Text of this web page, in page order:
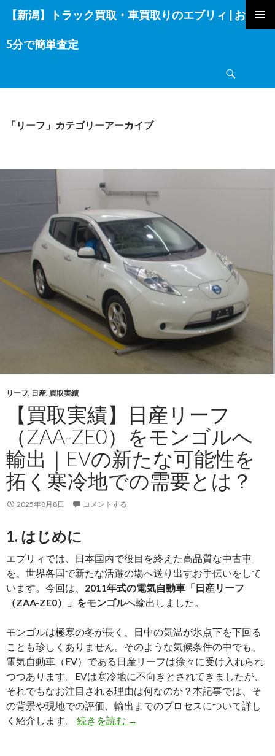
【新潟】トラック買取・車買取りのエブリィ | お電話
5分で簡単査定
ン
テ
へ
ッ「リーフ」カテゴリーアーカイブ
リーフ, 日産, 買取実績
【買取実績】日産リーフ
（ZAA-ZE0）をモンゴルへ
輸出｜EVの新たな可能性を
拓く寒冷地での需要とは？
2025年8月8日 コメントする
1. はじめに
エブリィでは、日本国内で役目を終えた高品質な中古車
を、世界各国で新たな活躍の場へ送り出すお手伝いをして
います。今回は、 2011年式の電気自動車「日産リーフ
（ZAA-ZE0）」をモンゴルへ輸出しました。
モンゴルは極寒の冬が長く、日中の気温が氷点下を下回る
ことも珍しくありません。そのような気候条件の中でも、
電気自動車（EV）である日産リーフは徐々に受け入れられ
つつあります。EVは寒冷地に不向きとされてきましたが、
それでもなお注目される理由は何なのか？本記事では、そ
の背景や現地での評価、輸出までのプロセスについて詳し
く紹介します。 続きを読む 【買
→